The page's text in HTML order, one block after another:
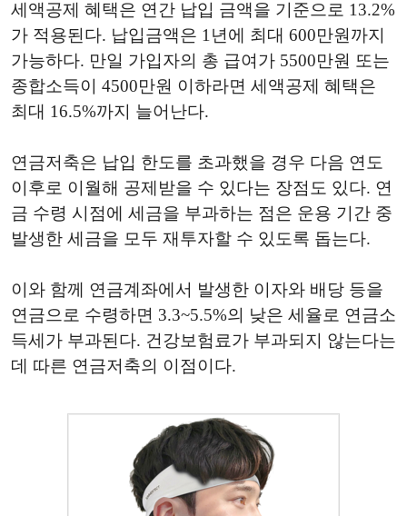
세액공제 혜택은 연간 납입 금액을 기준으로 13.2%
가 적용된다. 납입금액은 1년에 최대 600만원까지
가능하다. 만일 가입자의 총 급여가 5500만원 또는
종합소득이 4500만원 이하라면 세액공제 혜택은
최대 16.5%까지 늘어난다.
연금저축은 납입 한도를 초과했을 경우 다음 연도
이후로 이월해 공제받을 수 있다는 장점도 있다. 연
금 수령 시점에 세금을 부과하는 점은 운용 기간 중
발생한 세금을 모두 재투자할 수 있도록 돕는다.
이와 함께 연금계좌에서 발생한 이자와 배당 등을
연금으로 수령하면 3.3~5.5%의 낮은 세율로 연금소
득세가 부과된다. 건강보험료가 부과되지 않는다는
데 따른 연금저축의 이점이다.